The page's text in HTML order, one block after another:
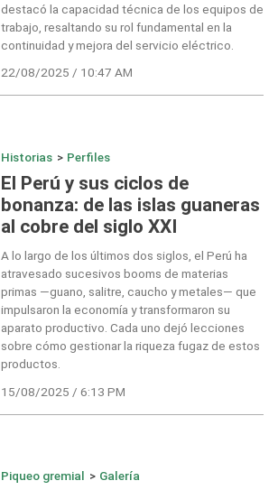
destacó la capacidad técnica de los equipos de
trabajo, resaltando su rol fundamental en la
continuidad y mejora del servicio eléctrico.
22/08/2025 / 10:47 AM
Historias > Perfiles
El Perú y sus ciclos de
bonanza: de las islas guaneras
al cobre del siglo XXI
A lo largo de los últimos dos siglos, el Perú ha
atravesado sucesivos booms de materias
primas —guano, salitre, caucho y metales— que
impulsaron la economía y transformaron su
aparato productivo. Cada uno dejó lecciones
sobre cómo gestionar la riqueza fugaz de estos
productos.
15/08/2025 / 6:13 PM
Piqueo gremial > Galería